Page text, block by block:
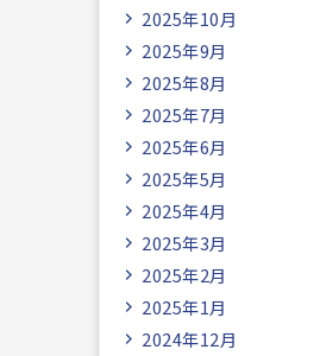
2025年10月
2025年9月
2025年8月
2025年7月
2025年6月
2025年5月
2025年4月
2025年3月
2025年2月
2025年1月
2024年12月